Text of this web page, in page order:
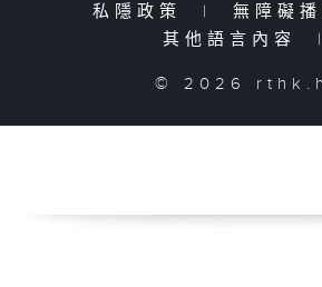
私隱政策
| 無障礙
其他語言內容
|
© 2026